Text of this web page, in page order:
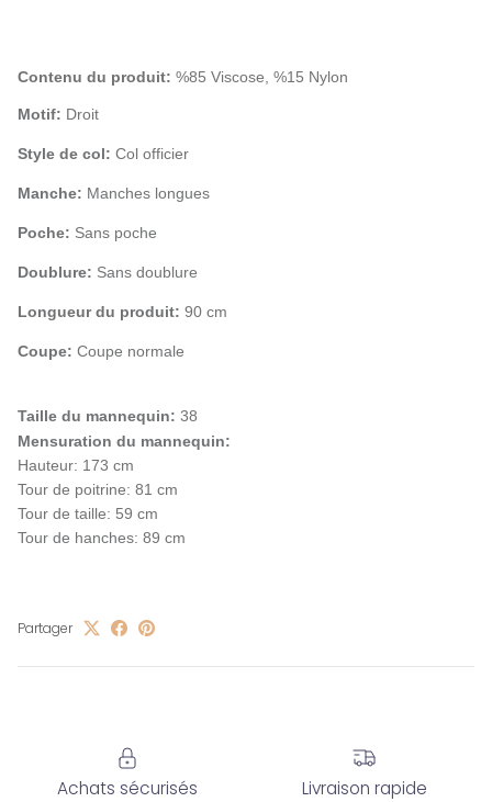
Contenu du produit: %85 Viscose, %15 Nylon
Motif: Droit
Style de col: Col officier
Manche: Manches longues
Poche: Sans poche
Doublure: Sans doublure
Longueur du produit: 90 cm
Coupe: Coupe normale
Taille du mannequin: 38
Mensuration du mannequin:
Hauteur: 173 cm
Tour de poitrine: 81 cm
Tour de taille: 59 cm
Tour de hanches: 89 cm
Partager
Achats sécurisés Livraison rapide